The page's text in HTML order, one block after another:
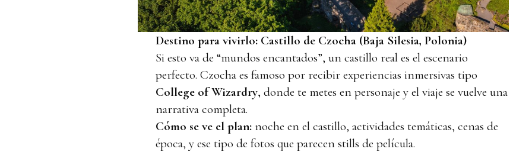
Destino para vivirlo: Castillo de Czocha (Baja Silesia, Polonia)
Si esto va de “mundos encantados”, un castillo real es el escenario
perfecto. Czocha es famoso por recibir experiencias inmersivas tipo
College of Wizardry, donde te metes en personaje y el viaje se vuelve una
narrativa completa.
Cómo se ve el plan: noche en el castillo, actividades temáticas, cenas de
época, y ese tipo de fotos que parecen stills de película.